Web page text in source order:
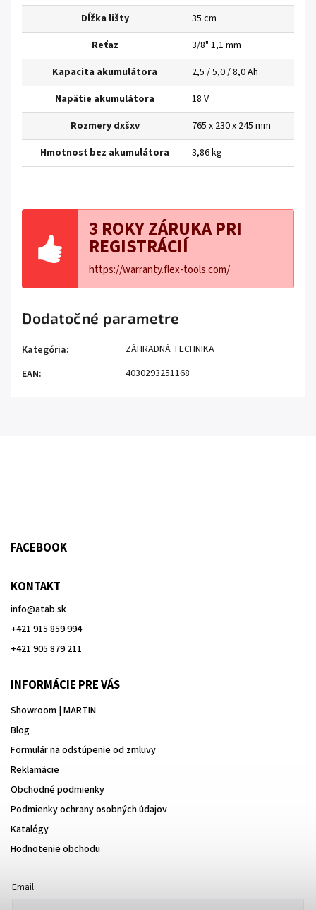
Dĺžka lišty
35 cm
Reťaz
3/8" 1,1 mm
Kapacita akumulátora
2,5 / 5,0 / 8,0 Ah
Napätie akumulátora
18 V
Rozmery dxšxv
765 x 230 x 245 mm
Hmotnosť bez akumulátora
3,86 kg
3 ROKY ZÁRUKA PRI
REGISTRÁCIÍ
https://warranty.flex-tools.com/
Dodatočné parametre
Kategória:
ZÁHRADNÁ TECHNIKA
EAN: 4030293251168
FACEBOOK
KONTAKT
info@atab.sk
+421 915 859 994
+421 905 879 211
INFORMÁCIE PRE VÁS
Showroom | MARTIN
Blog
Formulár na odstúpenie od zmluvy
Reklamácie
Obchodné podmienky
Podmienky ochrany osobných údajov
Katalógy
Hodnotenie obchodu
Email